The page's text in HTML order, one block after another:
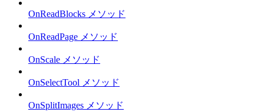
OnReadBlocks メソッド
OnReadPage メソッド
OnScale メソッド
OnSelectTool メソッド
OnSplitImages メソッド